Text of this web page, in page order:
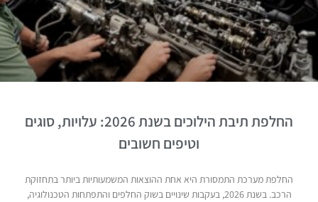
החלפת תיבת הילוכים בשנת 2026: עלויות, סוגים
וטיפים חשובים
החלפת מערכת התמסורת היא אחת ההוצאות המשמעותיות ביותר בתחזוקת
הרכב. בשנת 2026, בעקבות שינויים בשוק החלפים והתפתחות הטכנולוגיה,